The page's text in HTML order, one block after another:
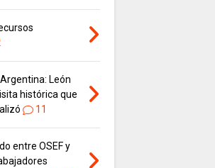
León
histórica que
11
entre OSEF y